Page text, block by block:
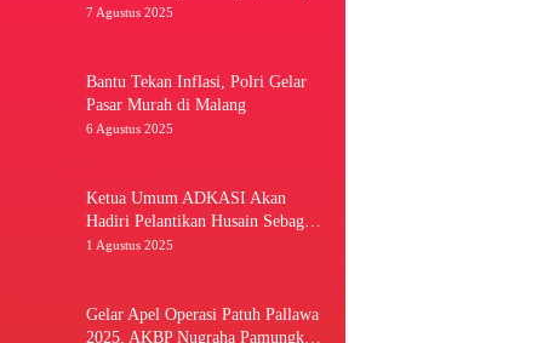
Meningkat
7 Agustus 2025
Bantu Tekan Inflasi, Polri Gelar
Pasar Murah di Malang
6 Agustus 2025
Ketua Umum ADKASI Akan
Hadiri Pelantikan Husain Sebagai
Ketua DPRD Luwu Utara
1 Agustus 2025
Gelar Apel Operasi Patuh Pallawa
2025, AKBP Nugraha Pamungkas: